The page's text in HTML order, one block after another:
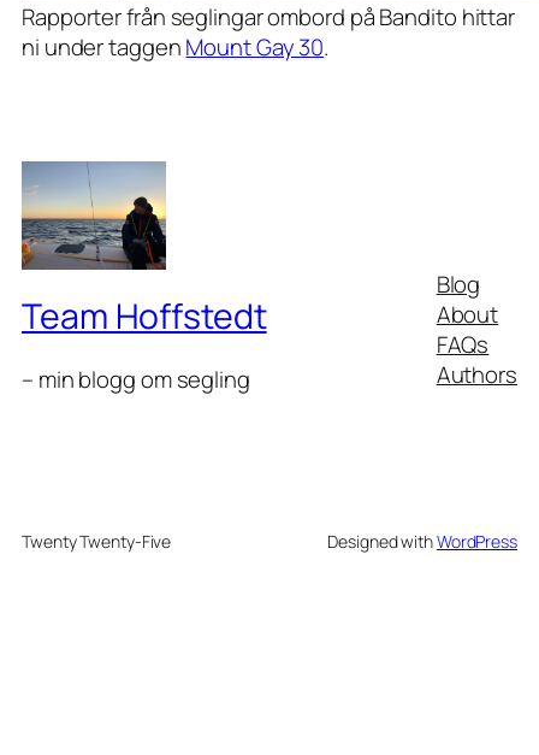
Rapporter från seglingar ombord på Bandito hittar
ni under taggenMount Gay 30.
Team Hoffstedt
– min blogg om segling
Blog
About
FAQs
Authors
Twenty Twenty-Five Designed withWordPress